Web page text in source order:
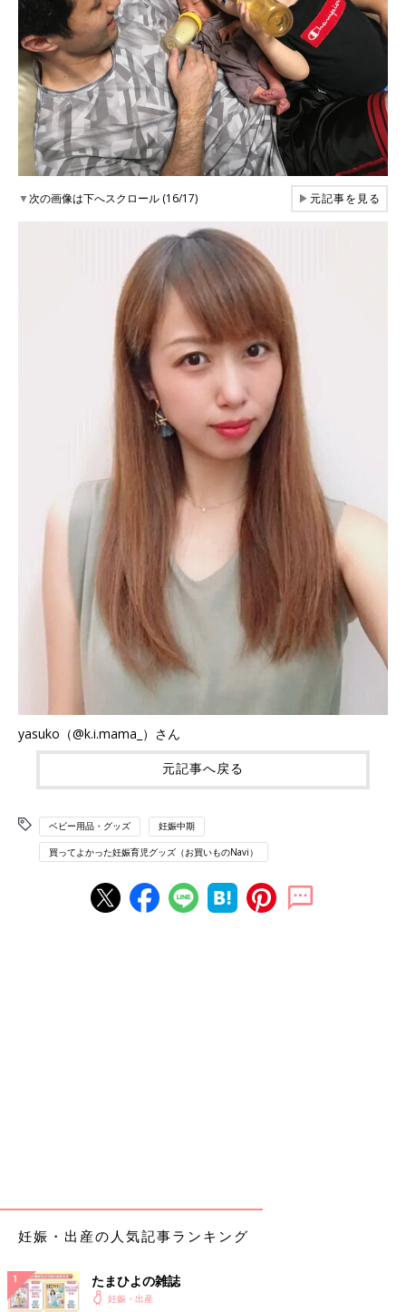
▼次の画像は下へスクロール (16/17) ▶元記事を見る
yasuko（@k.i.mama_）さん
元記事へ戻る
ベビー用品・グッズ 妊娠中期
買ってよかった妊娠育児グッズ（お買いものNavi）
妊娠・出産の人気記事ランキング
たまひよの雑誌
妊娠・出産